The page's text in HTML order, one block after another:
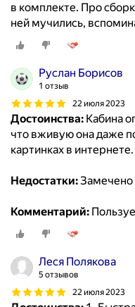
в комплекте. Про
ней мучились,
Руслан Борисов
1 отзыв
22 июля 2023
Достоинства: Кабина
что вживую она даже
картинках в интернете.
Недостатки:Замечено
Комментарий:
Леся Полякова
5 отзывов
22 июля 2023